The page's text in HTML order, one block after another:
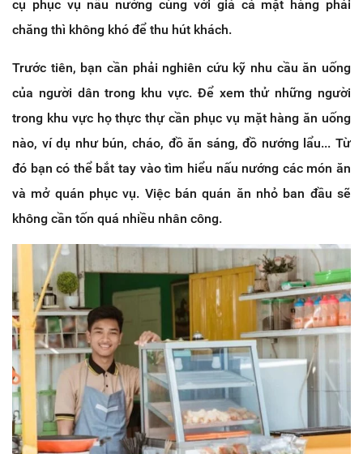
cụ phục vụ nấu nướng cùng với giá cả mặt hàng phải
chăng thì không khó để thu hút khách.
Trước tiên, bạn cần phải nghiên cứu kỹ nhu cầu ăn uống
của người dân trong khu vực. Để xem thử những người
trong khu vực họ thực thự cần phục vụ mặt hàng ăn uống
nào, ví dụ như bún, cháo, đồ ăn sáng, đồ nướng lẩu... Từ
đó bạn có thể bắt tay vào tìm hiểu nấu nướng các món ăn
và mở quán phục vụ. Việc bán quán ăn nhỏ ban đầu sẽ
không cần tốn quá nhiều nhân công.